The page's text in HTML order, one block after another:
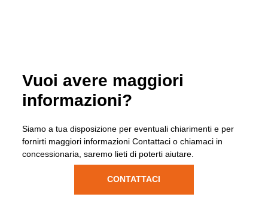
Vuoi avere maggiori
informazioni?
Siamo a tua disposizione per eventuali chiarimenti e per
fornirti maggiori informazioni Contattaci o chiamaci in
concessionaria, saremo lieti di poterti aiutare.
CONTATTACI